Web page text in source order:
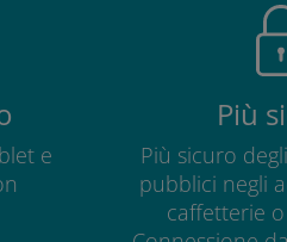
e
Più
Più sicuro
pubblici negli
caffetterie